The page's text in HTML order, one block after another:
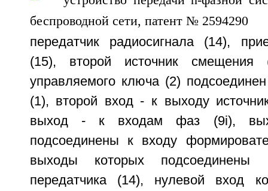
передатчик радиосигнала (14),
(15), второй источник
управляемого ключа (2)
(1), второй вход - к выходу
выход - к входам фаз (9i),
подсоединены к входу
выходы которых
передатчика (14), нулевой вход